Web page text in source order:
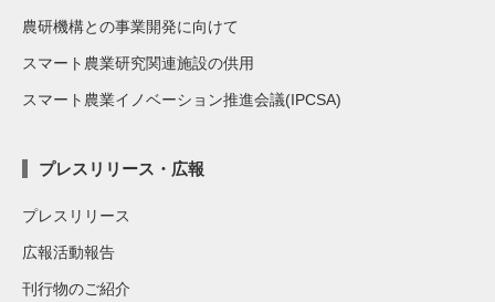
農研機構との事業開発に向けて
スマート農業研究関連施設の供用
スマート農業イノベーション推進会議(IPCSA)
プレスリリース・広報
プレスリリース
広報活動報告
刊行物のご紹介